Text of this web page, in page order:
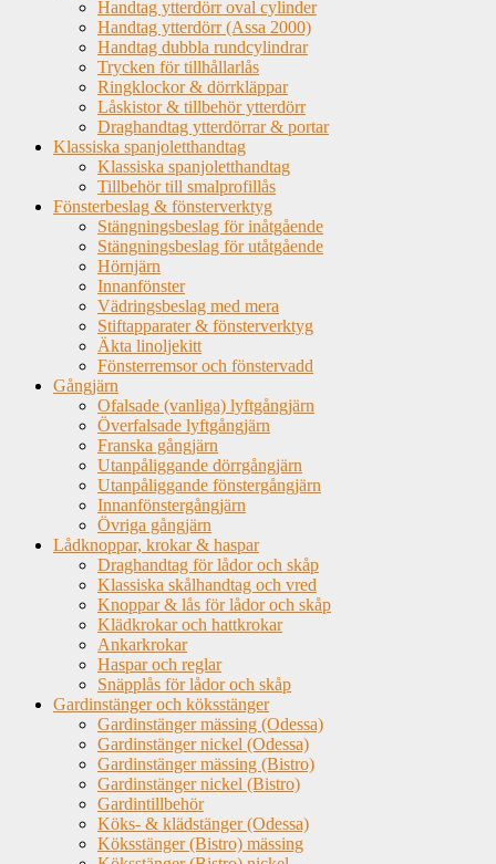
Handtag ytterdörr oval cylinder
Handtag ytterdörr (Assa 2000)
Handtag dubbla rundcylindrar
Trycken för tillhållarlås
Ringklockor & dörrkläppar
Låskistor & tillbehör ytterdörr
Draghandtag ytterdörrar & portar
Klassiska spanjoletthandtag
Klassiska spanjoletthandtag
Tillbehör till smalprofillås
Fönsterbeslag & fönsterverktyg
Stängningsbeslag för inåtgående
Stängningsbeslag för utåtgående
Hörnjärn
Innanfönster
Vädringsbeslag med mera
Stiftapparater & fönsterverktyg
Äkta linoljekitt
Fönsterremsor och fönstervadd
Gångjärn
Ofalsade (vanliga) lyftgångjärn
Överfalsade lyftgångjärn
Franska gångjärn
Utanpåliggande dörrgångjärn
Utanpåliggande fönstergångjärn
Innanfönstergångjärn
Övriga gångjärn
Lådknoppar, krokar & haspar
Draghandtag för lådor och skåp
Klassiska skålhandtag och vred
Knoppar & lås för lådor och skåp
Klädkrokar och hattkrokar
Ankarkrokar
Haspar och reglar
Snäpplås för lådor och skåp
Gardinstänger och köksstänger
Gardinstänger mässing (Odessa)
Gardinstänger nickel (Odessa)
Gardinstänger mässing (Bistro)
Gardinstänger nickel (Bistro)
Gardintillbehör
Köks- & klädstänger (Odessa)
Köksstänger (Bistro) mässing